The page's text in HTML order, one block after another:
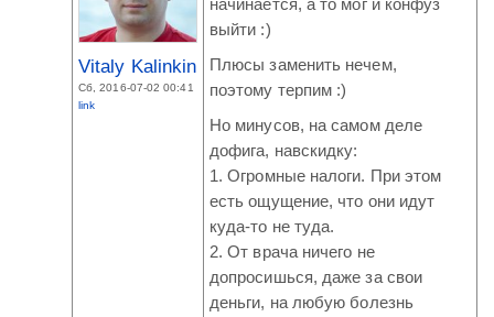
Vitaly Kalinkin
Сб, 2016-07-02 00:41
link
начинается, а то мог и конфуз
выйти :)
Плюсы заменить нечем,
поэтому терпим :)
Но минусов, на самом деле
дофига, навскидку:
1. Огромные налоги. При этом
есть ощущение, что они идут
куда-то не туда.
2. От врача ничего не
допросишься, даже за свои
деньги, на любую болезнь